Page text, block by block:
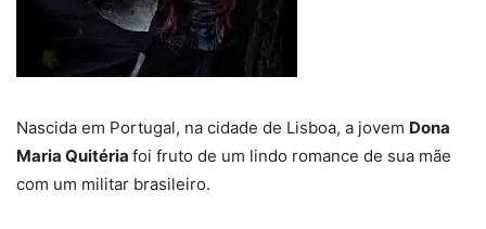
Nascida em Portugal, na cidade de Lisboa, a jovem Dona
Maria Quitéria foi fruto de um lindo romance de sua mãe
com um militar brasileiro.